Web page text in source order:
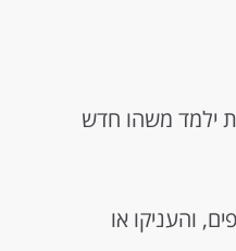
ילמד משהו חדש
והעניקו או